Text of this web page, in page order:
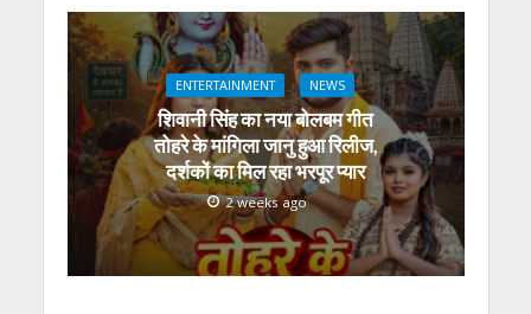
ENTERTAINMENT NEWS
शिवानी सिंह का नया बोलबम गीत
तोहरे के मांगिला जानु हुआ रिलीज,
दर्शकों का मिल रहा भरपूर प्यार
2 weeks ago